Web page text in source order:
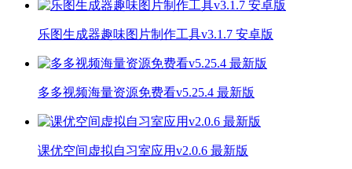
乐图生成器趣味图片制作工具v3.1.7 安卓版
多多视频海量资源免费看v5.25.4 最新版
课优空间虚拟自习室应用v2.0.6 最新版